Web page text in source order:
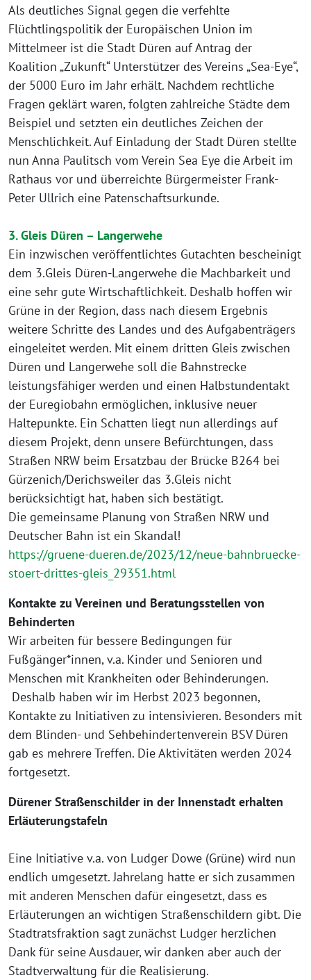
Als deutliches Signal gegen die verfehlte
Flüchtlingspolitik der Europäischen Union im
Mittelmeer ist die Stadt Düren auf Antrag der
Koalition „Zukunft“ Unterstützer des Vereins „Sea-Eye“,
der 5000 Euro im Jahr erhält. Nachdem rechtliche
Fragen geklärt waren, folgten zahlreiche Städte dem
Beispiel und setzten ein deutliches Zeichen der
Menschlichkeit. Auf Einladung der Stadt Düren stellte
nun Anna Paulitsch vom Verein Sea Eye die Arbeit im
Rathaus vor und überreichte Bürgermeister Frank-
Peter Ullrich eine Patenschaftsurkunde.
3. Gleis Düren – Langerwehe
Ein inzwischen veröffentlichtes Gutachten bescheinigt
dem 3.Gleis Düren-Langerwehe die Machbarkeit und
eine sehr gute Wirtschaftlichkeit. Deshalb hoffen wir
Grüne in der Region, dass nach diesem Ergebnis
weitere Schritte des Landes und des Aufgabenträgers
eingeleitet werden. Mit einem dritten Gleis zwischen
Düren und Langerwehe soll die Bahnstrecke
leistungsfähiger werden und einen Halbstundentakt
der Euregiobahn ermöglichen, inklusive neuer
Haltepunkte. Ein Schatten liegt nun allerdings auf
diesem Projekt, denn unsere Befürchtungen, dass
Straßen NRW beim Ersatzbau der Brücke B264 bei
Gürzenich/Derichsweiler das 3.Gleis nicht
berücksichtigt hat, haben sich bestätigt.
Die gemeinsame Planung von Straßen NRW und
Deutscher Bahn ist ein Skandal!
https://gruene-dueren.de/2023/12/neue-bahnbruecke-
stoert-drittes-gleis_29351.html
Kontakte zu Vereinen und Beratungsstellen von
Behinderten
Wir arbeiten für bessere Bedingungen für
Fußgänger*innen, v.a. Kinder und Senioren und
Menschen mit Krankheiten oder Behinderungen.
Deshalb haben wir im Herbst 2023 begonnen,
Kontakte zu Initiativen zu intensivieren. Besonders mit
dem Blinden- und Sehbehindertenverein BSV Düren
gab es mehrere Treffen. Die Aktivitäten werden 2024
fortgesetzt.
Dürener Straßenschilder in der Innenstadt erhalten
Erläuterungstafeln
Eine Initiative v.a. von Ludger Dowe (Grüne) wird nun
endlich umgesetzt. Jahrelang hatte er sich zusammen
mit anderen Menschen dafür eingesetzt, dass es
Erläuterungen an wichtigen Straßenschildern gibt. Die
Stadtratsfraktion sagt zunächst Ludger herzlichen
Dank für seine Ausdauer, wir danken aber auch der
Stadtverwaltung für die Realisierung.